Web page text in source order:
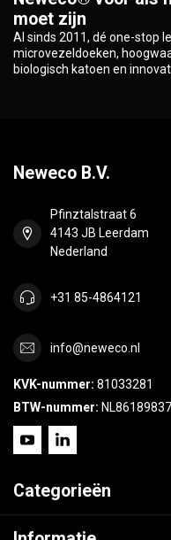
moet zijn
Al sinds 2011, dé one-stop
microvezeldoeken,
biologisch katoen en
Neweco B.V.
Pfinztalstraat 6
4143 JB Leerdam
Nederland
+31 85-4864121
info@neweco.nl
KVK-nummer: 81033281
BTW-nummer:
Categorieën